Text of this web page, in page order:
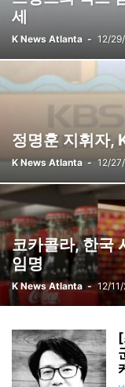
세
K News Atlanta - 12/
정명훈 지휘자,
K News Atlanta - 12/
코카콜라, 한국
임명
K News Atlanta - 12/